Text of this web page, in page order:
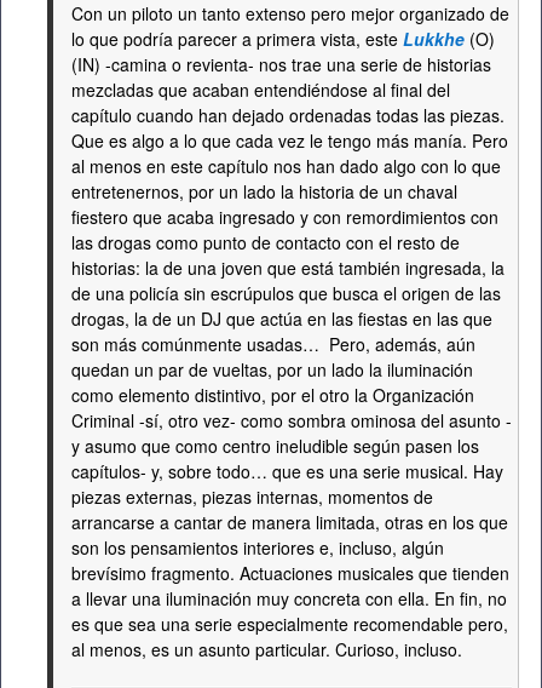
Con un piloto un tanto extenso pero mejor organizado de
lo que podría parecer a primera vista, este Lukkhe (O)
(IN) -camina o revienta- nos trae una serie de historias
mezcladas que acaban entendiéndose al final del
capítulo cuando han dejado ordenadas todas las piezas.
Que es algo a lo que cada vez le tengo más manía. Pero
al menos en este capítulo nos han dado algo con lo que
entretenernos, por un lado la historia de un chaval
fiestero que acaba ingresado y con remordimientos con
las drogas como punto de contacto con el resto de
historias: la de una joven que está también ingresada, la
de una policía sin escrúpulos que busca el origen de las
drogas, la de un DJ que actúa en las fiestas en las que
son más comúnmente usadas… Pero, además, aún
quedan un par de vueltas, por un lado la iluminación
como elemento distintivo, por el otro la Organización
Criminal -sí, otro vez- como sombra ominosa del asunto -
y asumo que como centro ineludible según pasen los
capítulos- y, sobre todo… que es una serie musical. Hay
piezas externas, piezas internas, momentos de
arrancarse a cantar de manera limitada, otras en los que
son los pensamientos interiores e, incluso, algún
brevísimo fragmento. Actuaciones musicales que tienden
a llevar una iluminación muy concreta con ella. En fin, no
es que sea una serie especialmente recomendable pero,
al menos, es un asunto particular. Curioso, incluso.